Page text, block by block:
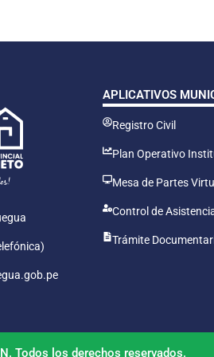
APLICATIVOS
Registro Civil
Plan Operativo
Mesa de Partes
Control de
Trámite
Todos los derechos reservados.